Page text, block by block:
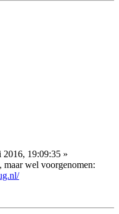
2016, 19:09:35 »
maar wel voorgenomen: